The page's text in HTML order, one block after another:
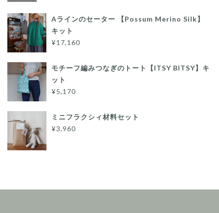
Aラインのセーター 【Possum Merino Silk】
キット
¥17,160
モチーフ編みつなぎのトート【ITSY BITSY】キ
ット
¥5,170
ミニフラクシィ材料セット
¥3,960